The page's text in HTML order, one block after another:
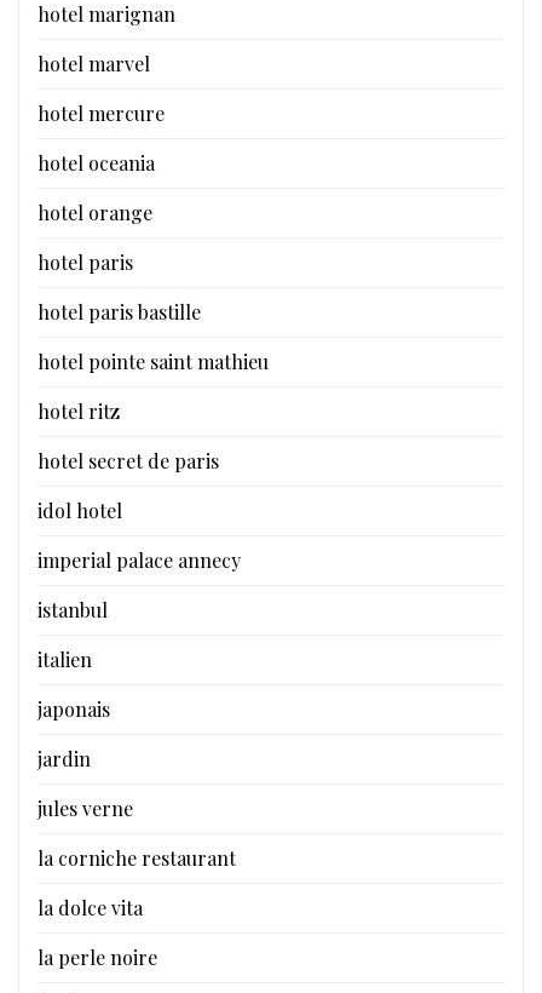
hotel marignan
hotel marvel
hotel mercure
hotel oceania
hotel orange
hotel paris
hotel paris bastille
hotel pointe saint mathieu
hotel ritz
hotel secret de paris
idol hotel
imperial palace annecy
istanbul
italien
japonais
jardin
jules verne
la corniche restaurant
la dolce vita
la perle noire